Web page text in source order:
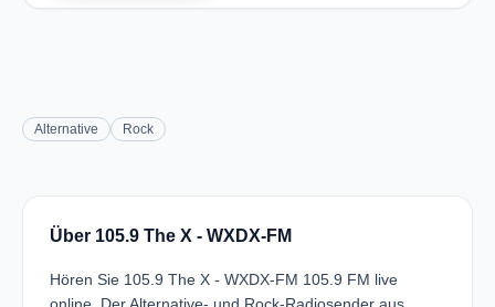
Alternative Rock
Über 105.9 The X - WXDX-FM
Hören Sie 105.9 The X - WXDX-FM 105.9 FM live